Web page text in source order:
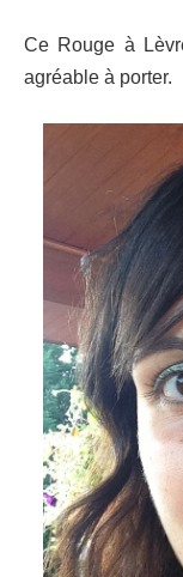
Ce Rouge à
agréable à porter.